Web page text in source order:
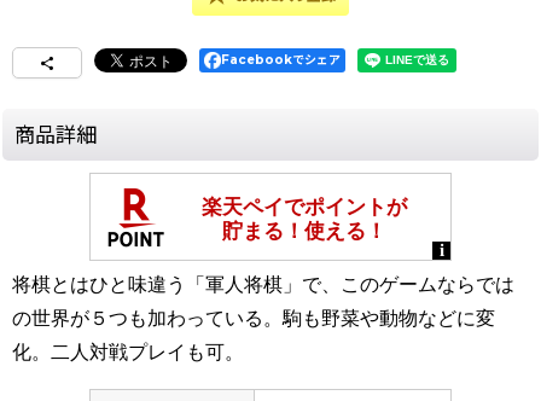
Facebookでシェア
商品詳細
将棋とはひと味違う「軍人将棋」で、このゲームならでは
の世界が５つも加わっている。駒も野菜や動物などに変
化。二人対戦プレイも可。